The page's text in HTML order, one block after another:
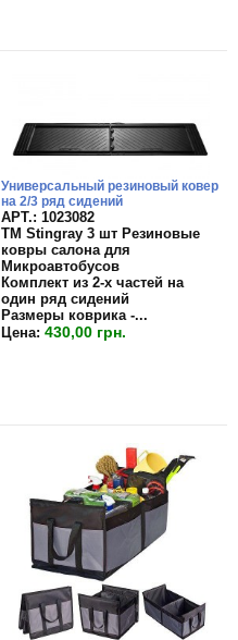
Универсальный резиновый ковер
на 2/3 ряд сидений
APT.: 1023082
TM Stingray 3 шт Резиновые
ковры салона для
Микроавтобусов
Комплект из 2-х частей на
один ряд сидений
Размеры коврика -...
Цена: 430,00 грн.